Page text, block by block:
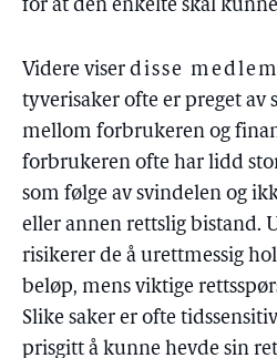
for at den enkelte skal
Videre viser disse
tyverisaker ofte er preget
mellom forbrukeren og
forbrukeren ofte har lidd
som følge av svindelen og
eller annen rettslig bistand.
risikerer de å urettmessig
beløp, mens viktige
Slike saker er ofte
prisgitt å kunne hevde sin